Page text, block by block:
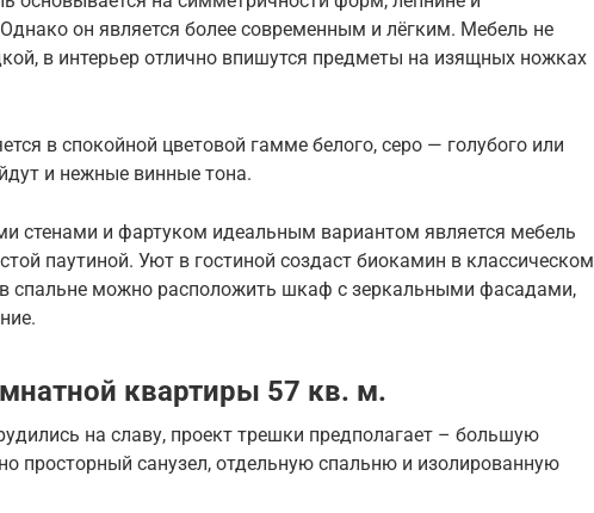
Однако он является более современным и лёгким. Мебель не
в интерьер отлично впишутся предметы на изящных ножках
в спокойной цветовой гамме белого, серо — голубого или
и нежные винные тона.
стенами и фартуком идеальным вариантом является мебель
паутиной. Уют в гостиной создаст биокамин в классическом
спальне можно расположить шкаф с зеркальными фасадами,
квартиры 57 кв. м.
на славу, проект трешки предполагает – большую
просторный санузел, отдельную спальню и изолированную